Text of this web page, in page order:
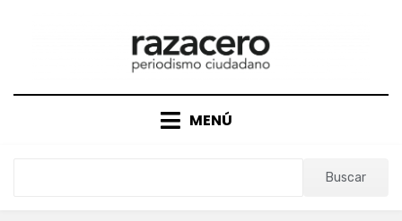
MENÚ
Buscar